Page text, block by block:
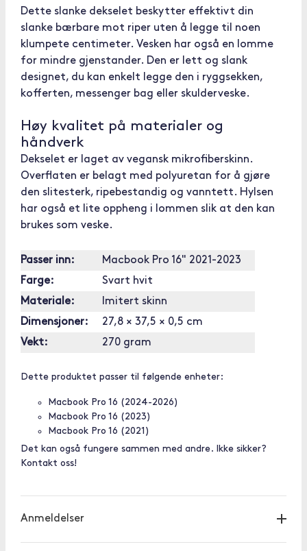
Dette slanke dekselet beskytter effektivt din
slanke bærbare mot riper uten å legge til noen
klumpete centimeter. Vesken har også en lomme
for mindre gjenstander. Den er lett og slank
designet, du kan enkelt legge den i ryggsekken,
kofferten, messenger bag eller skulderveske.
Høy kvalitet på materialer og
håndverk
Dekselet er laget av vegansk mikrofiberskinn.
Overflaten er belagt med polyuretan for å gjøre
den slitesterk, ripebestandig og vanntett. Hylsen
har også et lite oppheng i lommen slik at den kan
brukes som veske.
Passer inn:
Macbook Pro 16" 2021-2023
Farge:
Svart hvit
Materiale:
Imitert skinn
Dimensjoner:
27,8 × 37,5 × 0,5 cm
Vekt:
270 gram
Dette produktet passer til følgende enheter:
Macbook Pro 16 (2024-2026)
Macbook Pro 16 (2023)
Macbook Pro 16 (2021)
Det kan også fungere sammen med andre. Ikke sikker?
Kontakt oss!
Anmeldelser